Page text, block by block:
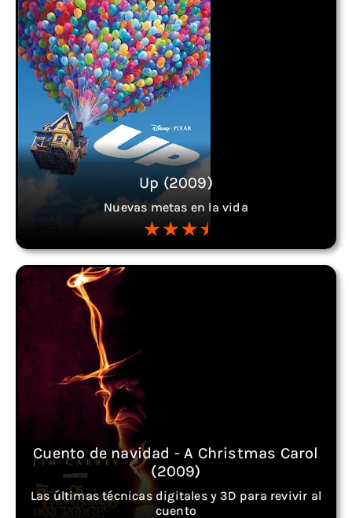
Up (2009)
Nuevas metas en la vida
Cuento de navidad - A Christmas Carol
(2009)
Las últimas técnicas digitales y 3D para revivir al
cuento